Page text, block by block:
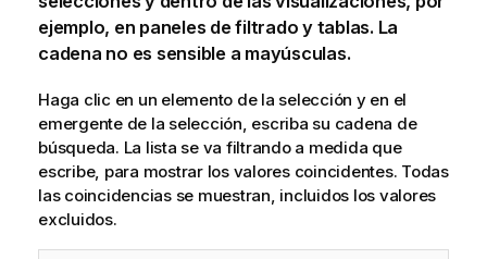
ejemplo, en paneles de filtrado y tablas. La
cadena no es sensible a mayúsculas.
Haga clic en un elemento de la selección y en el
emergente de la selección, escriba su cadena de
búsqueda. La lista se va filtrando a medida que
escribe, para mostrar los valores coincidentes. Todas
las coincidencias se muestran, incluidos los valores
excluidos.